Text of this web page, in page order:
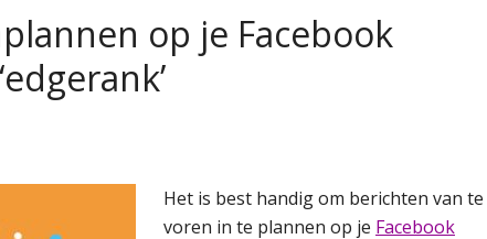
op je Facebook
Het is best handig om berichten van te
voren in te plannen op je Facebook